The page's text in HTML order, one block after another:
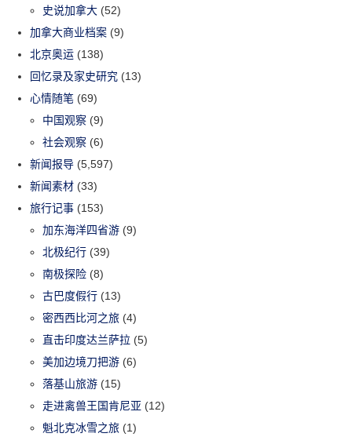
史说加拿大 (52)
加拿大商业档案 (9)
北京奥运 (138)
回忆录及家史研究 (13)
心情随笔 (69)
中国观察 (9)
社会观察 (6)
新闻报导 (5,597)
新闻素材 (33)
旅行记事 (153)
加东海洋四省游 (9)
北极纪行 (39)
南极探险 (8)
古巴度假行 (13)
密西西比河之旅 (4)
直击印度达兰萨拉 (5)
美加边境刀把游 (6)
落基山旅游 (15)
走进禽兽王国肯尼亚 (12)
魁北克冰雪之旅 (1)